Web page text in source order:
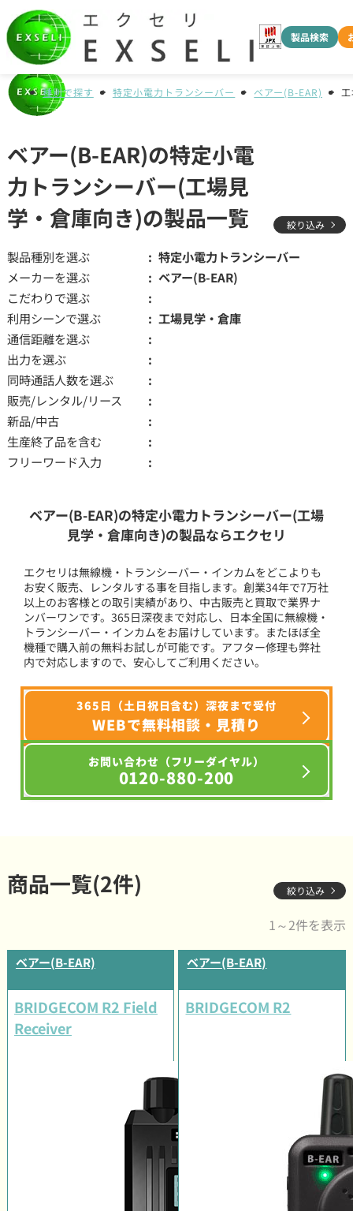
製品検索
種別で探す 特定小電力トランシーバー ベアー(B-EAR)
ベアー(B-EAR)の特定小電
力トランシーバー(工場見
学・倉庫向き)の製品一覧
絞り込み
製品種別を選ぶ
特定小電力トランシーバー
メーカーを選ぶ
ベアー(B-EAR)
こだわりで選ぶ
利用シーンで選ぶ
工場見学・倉庫
通信距離を選ぶ
出力を選ぶ
同時通話人数を選ぶ
販売/レンタル/リース
新品/中古
生産終了品を含む
フリーワード入力
ベアー(B-EAR)の特定小電力トランシーバー(工場
見学・倉庫向き)の製品ならエクセリ
エクセリは無線機・トランシーバー・インカムをどこよりも
お安く販売、レンタルする事を目指します。創業34年で7万社
以上のお客様との取引実績があり、中古販売と買取で業界ナ
ンバーワンです。365日深夜まで対応し、日本全国に無線機・
トランシーバー・インカムをお届けしています。またほぼ全
機種で購入前の無料お試しが可能です。アフター修理も弊社
内で対応しますので、安心してご利用ください。
365日（土日祝日含む）深夜まで受付
WEBで無料相談・見積り
お問い合わせ（フリーダイヤル）
0120-880-200
商品一覧(2件) 絞り込み
1～2件を表示
ベアー(B-EAR)
BRIDGECOM R2 Field
Receiver
ベアー(B-EAR)
BRIDGECOM R2